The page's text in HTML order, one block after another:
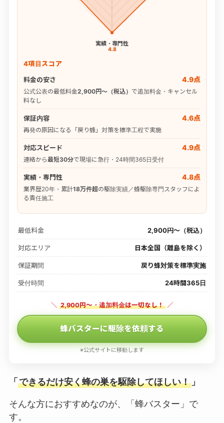
実績・専門性
4.8
4項目スコア
料金の安さ
4.9点
公式公表の最低料金2,900円〜（税込） で追加料金・キャンセル
料なし
保証内容 4.6点
再発の原因になる「戻り蜂」対策を標準工程で実施
対応スピード 4.9点
連絡から最短30分で現場に急行・24時間365日受付
実績・専門性 4.8点
業界歴20年・累計18万件超の駆除実績／蜂駆除専門スタッフによ
る責任施工
最低料金 2,900円〜（税込）
対応エリア 日本全国（離島を除く）
保証期間 戻り蜂対策を標準実施
受付時間 24時間365日
＼ 2,900円〜・追加料金は一切なし！ ／
蜂バスターに駆除を依頼する
※公式サイトに移動します
「 できるだけ安く蜂の巣を駆除してほしい！」
そんな方におすすめなのが、「蜂バスター」で
す。